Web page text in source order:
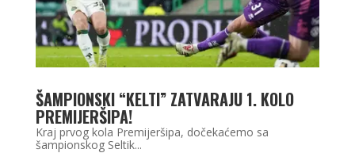
ŠAMPIONSKI “KELTI” ZATVARAJU 1. KOLO
PREMIJERŠIPA!
Kraj prvog kola Premijeršipa, dočekaćemo sa
šampionskog Seltik...